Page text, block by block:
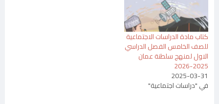
كتاب مادة الدراسات الاجتماعية
للصف الخامس الفصل الدراسي
الاول لمنهج سلطنة عمان
2025-2026
2025-03-31
في "دراسات اجتماعية"